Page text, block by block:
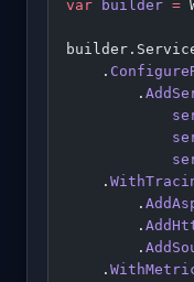
var builder =
    .
        .
    .
        .
        .
        .
    .